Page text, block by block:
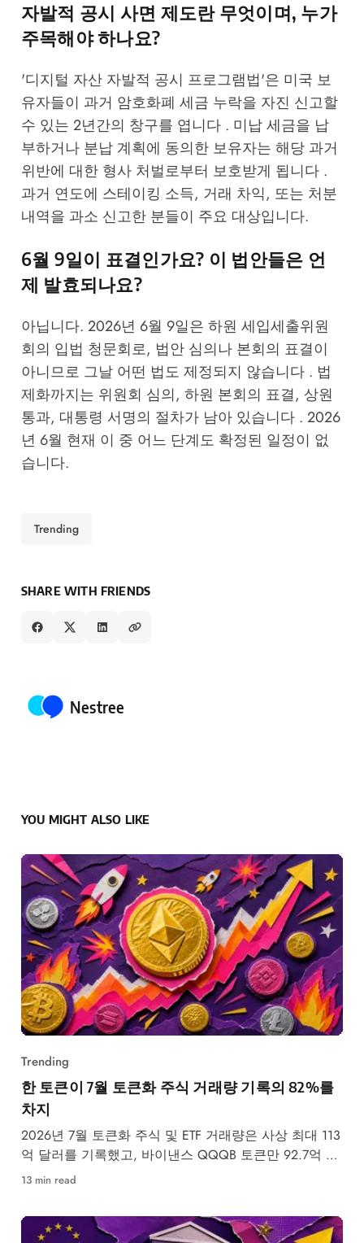
자발적 공시 사면 제도란 무엇이며, 누가
주목해야 하나요?
'디지털 자산 자발적 공시 프로그램법'은 미국 보
유자들이 과거 암호화폐 세금 누락을 자진 신고할
수 있는 2년간의 창구를 엽니다 . 미납 세금을 납
부하거나 분납 계획에 동의한 보유자는 해당 과거
위반에 대한 형사 처벌로부터 보호받게 됩니다 .
과거 연도에 스테이킹 소득, 거래 차익, 또는 처분
내역을 과소 신고한 분들이 주요 대상입니다.
6월 9일이 표결인가요? 이 법안들은 언
제 발효되나요?
아닙니다. 2026년 6월 9일은 하원 세입세출위원
회의 입법 청문회로, 법안 심의나 본회의 표결이
아니므로 그날 어떤 법도 제정되지 않습니다 . 법
제화까지는 위원회 심의, 하원 본회의 표결, 상원
통과, 대통령 서명의 절차가 남아 있습니다 . 2026
년 6월 현재 이 중 어느 단계도 확정된 일정이 없
습니다.
Trending
SHARE WITH FRIENDS
Posted by
Nestree
YOU MIGHT ALSO LIKE
Trending
한 토큰이 7월 토큰화 주식 거래량 기록의 82%를
차지
2026년 7월 토큰화 주식 및 ETF 거래량은 사상 최대 113
억 달러를 기록했고, 바이낸스 QQQB 토큰만 92.7억 달
러를
13 min read